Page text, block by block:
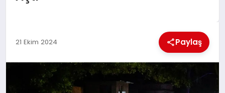
MAGAZIN
21 Ekim 2024 Paylaş